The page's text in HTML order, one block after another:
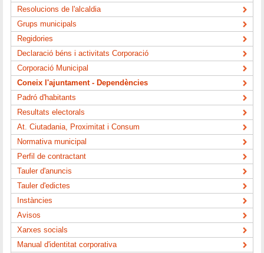
Resolucions de l'alcaldia
Grups municipals
Regidories
Declaració béns i activitats Corporació
Corporació Municipal
Coneix l'ajuntament - Dependències
Padró d'habitants
Resultats electorals
At. Ciutadania, Proximitat i Consum
Normativa municipal
Perfil de contractant
Tauler d'anuncis
Tauler d'edictes
Instàncies
Avisos
Xarxes socials
Manual d'identitat corporativa